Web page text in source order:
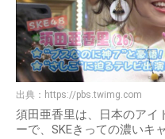
出典： https://pbs.twimg.com
須田亜香里は、日本のアイ
ーで、SKEきっての濃いキ